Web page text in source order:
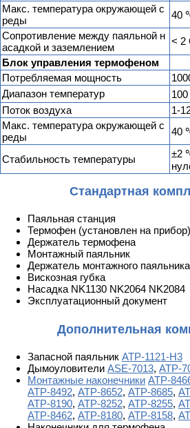
Макс. температура окружающей с
реды
40
Сопротивление между паяльной н
асадкой и заземлением
< 2
Блок управления термофеном
Потребляемая мощность
Диапазон температур
Поток воздуха
1-
Макс. температура окружающей с
реды
40
Стабильность температуры
±2
Стандартная
Паяльная станция
Термофен (установлен на прибор)
Держатель термофена
Монтажный паяльник
Держатель монтажного паяльника
Вискозная губка
Насадка NK1130 NK2064 NK2084
Эксплуатационный документ
Дополнительная
Запасной паяльник АТР-1121-Н3
Дымоуловители ASE-7013, АТР-
Монтажные наконечники АТР-
АТР-8492, АТР-8652, АТР-8685,
АТР-8190, АТР-8252, АТР-8255,
АТР-8462, АТР-8180, АТР-8158,